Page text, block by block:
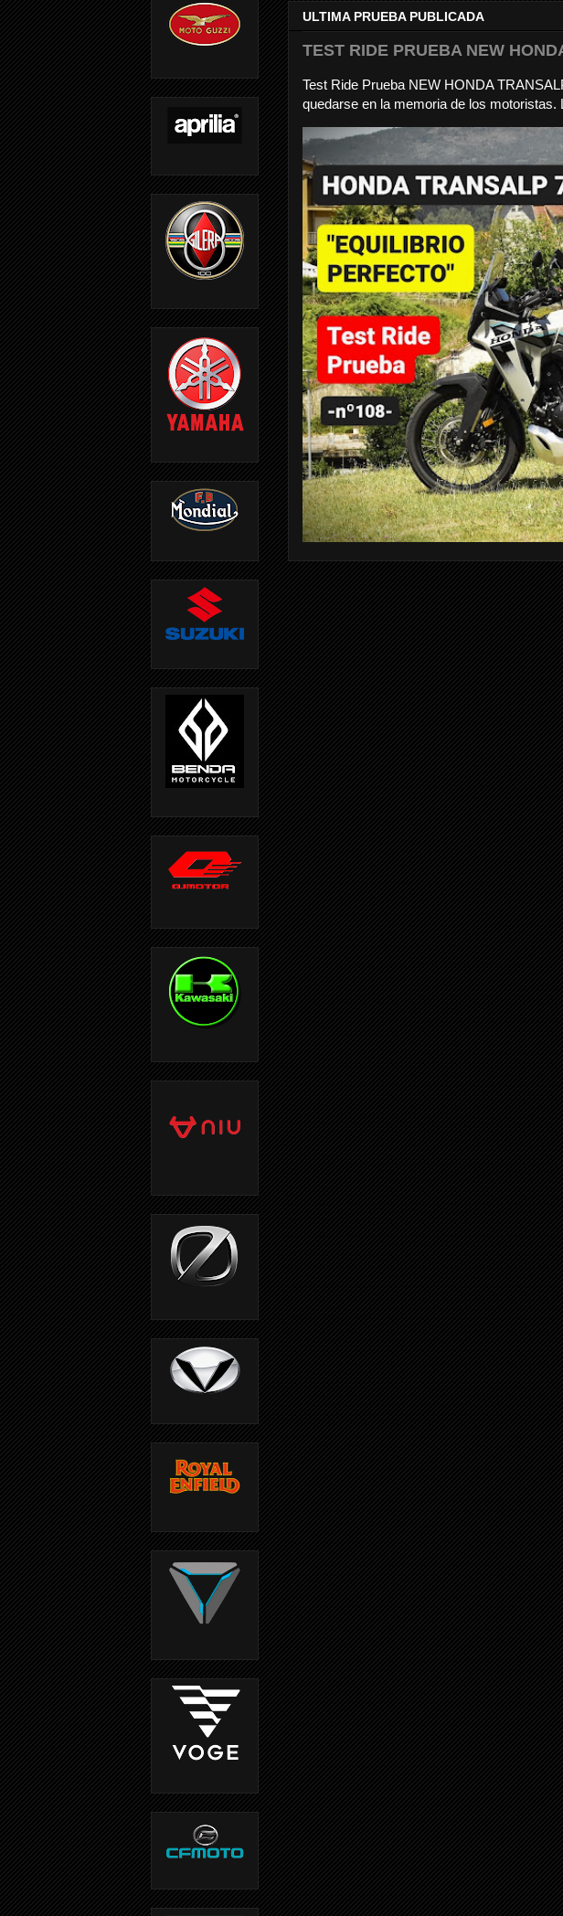
ULTIMA PRUEBA PUBLICADA
TEST RIDE PRUEBA NEW
Test Ride Prueba NEW HONDA
quedarse en la memoria de los motoristas.